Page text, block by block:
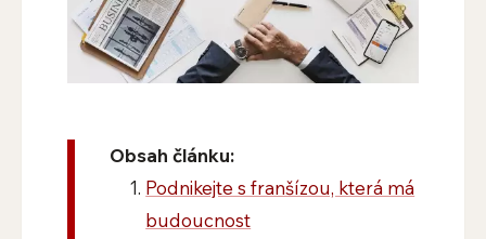
Obsah článku:
Podnikejte s franšízou, která má
budoucnost